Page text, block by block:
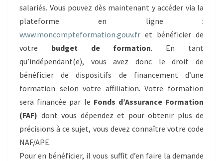
salariés. Vous pouvez dès maintenant y accéder via la
plateforme en ligne :
www.moncompteformation.gouv.fr et bénéficier de
votre budget de formation. En tant
qu’indépendant(e), vous avez donc le droit de
bénéficier de dispositifs de financement d’une
formation selon votre affiliation. Votre formation
sera financée par le Fonds d’Assurance Formation
(FAF) dont vous dépendez et pour obtenir plus de
précisions à ce sujet, vous devez connaître votre code
NAF/APE.
Pour en bénéficier, il vous suffit d’en faire la demande